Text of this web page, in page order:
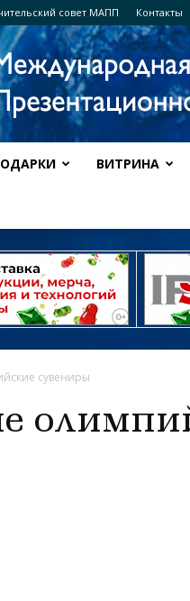
совет МАПП Контакты
ВИТРИНА
сувениры